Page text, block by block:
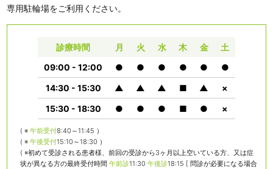
専用駐輪場をご利用ください。
診療時間 月 火 水 木 金
土
09:00 - 12:00
● ● ● ● ●
●
14:30 - 15:30
▲ ▲ ▲ ■ ▲
×
15:30 - 18:30
● ● ● ■ ● ×
( ※ 午前受付8:40～11:45 ）
( ※ 午後受付15:10～18:30 ）
( ※初めて受診される患者様、前回の受診から3ヶ月以上空いている方、又は症
状が異なる方の最終受付時間 午前診11:30 午後診18:15 [ 問診が必要になる場合